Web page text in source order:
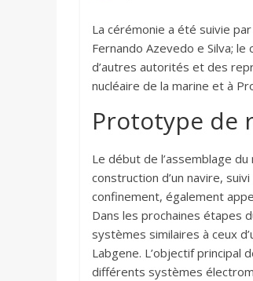
La cérémonie a été suivie
Fernando Azevedo e Silva; le
d’autres autorités et des
nucléaire de la marine et à
Prototype de
Le début de l’assemblage
construction d’un navire,
confinement, également
Dans les prochaines étapes
systèmes similaires à ceux
Labgene. L’objectif
différents systèmes